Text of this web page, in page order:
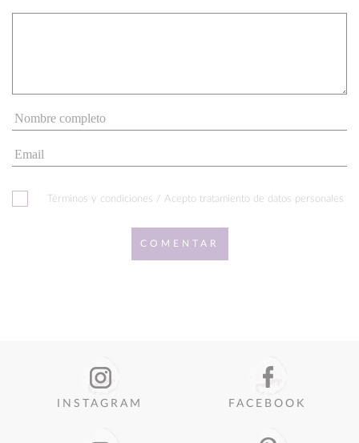
Términos y condiciones / Acepto tratamiento de datos personales
COMENTAR
INSTAGRAM FACEBOOK